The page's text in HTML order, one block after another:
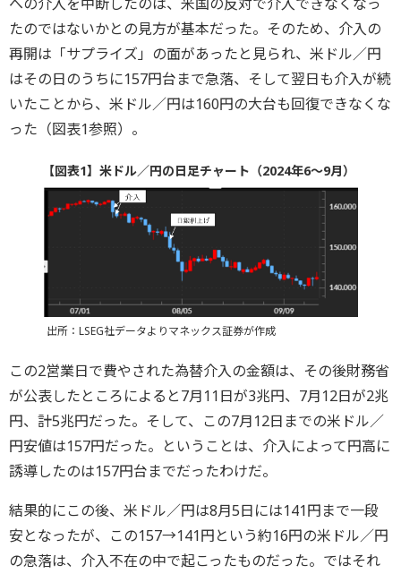
たのではないかとの見方が基本だった。そのため、介入の
再開は「サプライズ」の面があったと見られ、米ドル／円
はその日のうちに157円台まで急落、そして翌日も介入が続
いたことから、米ドル／円は160円の大台も回復できなくな
った（図表1参照）。
【図表1】米ドル／円の日足チャート（2024年6～9月）
出所：LSEG社データよりマネックス証券が作成
この2営業日で費やされた為替介入の金額は、その後財務省
が公表したところによると7月11日が3兆円、7月12日が2兆
円、計5兆円だった。そして、この7月12日までの米ドル／
円安値は157円だった。ということは、介入によって円高に
誘導したのは157円台までだったわけだ。
結果的にこの後、米ドル／円は8月5日には141円まで一段
安となったが、この157→141円という約16円の米ドル／円
の急落は、介入不在の中で起こったものだった。ではそれ